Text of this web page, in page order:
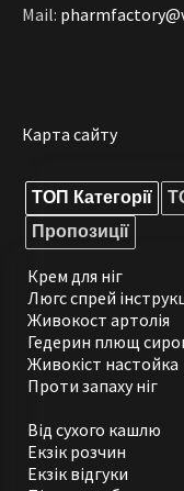
Mail:
Карта сайту
ТОП Категорії
Пропозиції
Крем для ніг
Люгс спрей
Живокост артолія
Гедерин плющ
Живокіст настойка
Проти запаху ніг
Від сухого кашлю
Екзік розчин
Екзік відгуки